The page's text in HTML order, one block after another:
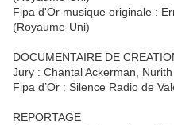
Fipa d'Or musique originale :
(Royaume-Uni)
DOCUMENTAIRE DE
Jury : Chantal Ackerman,
Fipa d’Or : Silence Radio de
REPORTAGE